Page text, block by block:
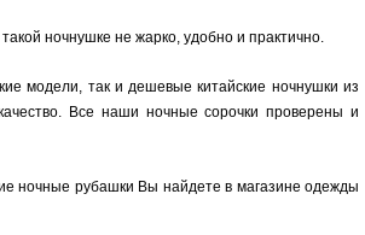
ночнушке не жарко, удобно и практично.
модели, так и дешевые китайские ночнушки из
Все наши ночные сорочки проверены и
ночные рубашки Вы найдете в магазине одежды